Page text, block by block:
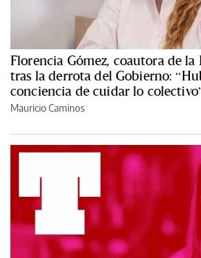
Florencia Gómez, coautora de la
tras la derrota del Gobierno:
conciencia de cuidar lo
Mauricio Caminos